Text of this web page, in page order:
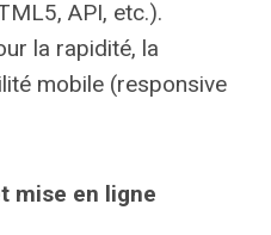
API, etc.).
la rapidité, la
mobile (responsive
mise en ligne